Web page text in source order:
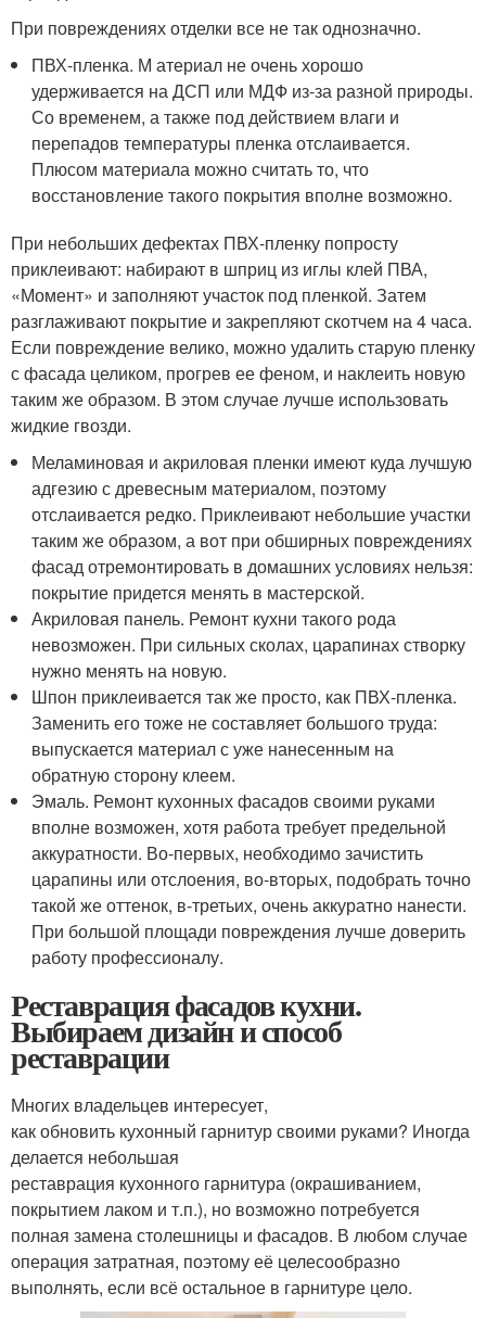
При повреждениях отделки все не так однозначно.
ПВХ-пленка. М атериал не очень хорошо
удерживается на ДСП или МДФ из-за разной природы.
Со временем, а также под действием влаги и
перепадов температуры пленка отслаивается.
Плюсом материала можно считать то, что
восстановление такого покрытия вполне возможно.
При небольших дефектах ПВХ-пленку попросту
приклеивают: набирают в шприц из иглы клей ПВА,
«Момент» и заполняют участок под пленкой. Затем
разглаживают покрытие и закрепляют скотчем на 4 часа.
Если повреждение велико, можно удалить старую пленку
с фасада целиком, прогрев ее феном, и наклеить новую
таким же образом. В этом случае лучше использовать
жидкие гвозди.
Меламиновая и акриловая пленки имеют куда лучшую
адгезию с древесным материалом, поэтому
отслаивается редко. Приклеивают небольшие участки
таким же образом, а вот при обширных повреждениях
фасад отремонтировать в домашних условиях нельзя:
покрытие придется менять в мастерской.
Акриловая панель. Ремонт кухни такого рода
невозможен. При сильных сколах, царапинах створку
нужно менять на новую.
Шпон приклеивается так же просто, как ПВХ-пленка.
Заменить его тоже не составляет большого труда:
выпускается материал с уже нанесенным на
обратную сторону клеем.
Эмаль. Ремонт кухонных фасадов своими руками
вполне возможен, хотя работа требует предельной
аккуратности. Во-первых, необходимо зачистить
царапины или отслоения, во-вторых, подобрать точно
такой же оттенок, в-третьих, очень аккуратно нанести.
При большой площади повреждения лучше доверить
работу профессионалу.
Реставрация фасадов кухни.
Выбираем дизайн и способ
реставрации
Многих владельцев интересует,
как обновить кухонный гарнитур своими руками? Иногда
делается небольшая
реставрация кухонного гарнитура (окрашиванием,
покрытием лаком и т.п.), но возможно потребуется
полная замена столешницы и фасадов. В любом случае
операция затратная, поэтому её целесообразно
выполнять, если всё остальное в гарнитуре цело.